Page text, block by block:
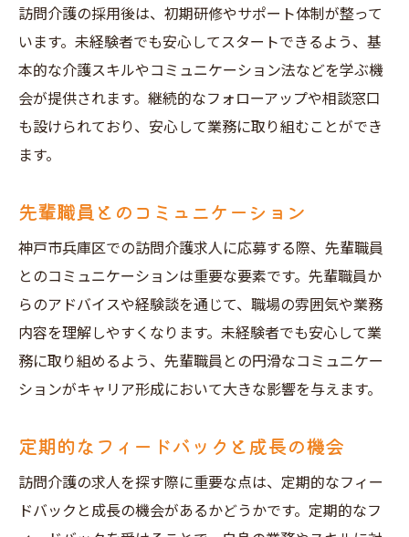
訪問介護の採用後は、初期研修やサポート体制が整って
います。未経験者でも安心してスタートできるよう、基
本的な介護スキルやコミュニケーション法などを学ぶ機
会が提供されます。継続的なフォローアップや相談窓口
も設けられており、安心して業務に取り組むことができ
ます。
先輩職員とのコミュニケーション
神戸市兵庫区での訪問介護求人に応募する際、先輩職員
とのコミュニケーションは重要な要素です。先輩職員か
らのアドバイスや経験談を通じて、職場の雰囲気や業務
内容を理解しやすくなります。未経験者でも安心して業
務に取り組めるよう、先輩職員との円滑なコミュニケー
ションがキャリア形成において大きな影響を与えます。
定期的なフィードバックと成長の機会
訪問介護の求人を探す際に重要な点は、定期的なフィー
ドバックと成長の機会があるかどうかです。定期的なフ